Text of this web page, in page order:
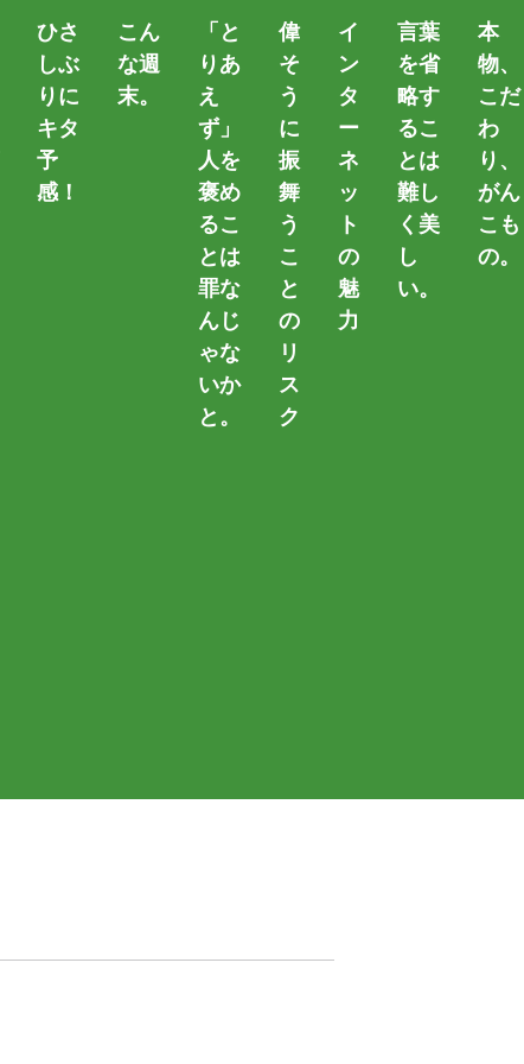
ひさ
しぶ
りに
キタ
予
感！
こん
な週
末。
「と
りあ
え
ず」
人を
褒め
るこ
とは
罪な
んじ
ゃな
いか
と。
偉
そ
う
に
振
舞
う
こ
と
の
リ
ス
ク
イ
ン
タ
ー
ネ
ッ
ト
の
魅
力
言葉
を省
略す
るこ
とは
難し
く美
し
い。
本
物、
こだ
わ
り、
がん
こも
の。